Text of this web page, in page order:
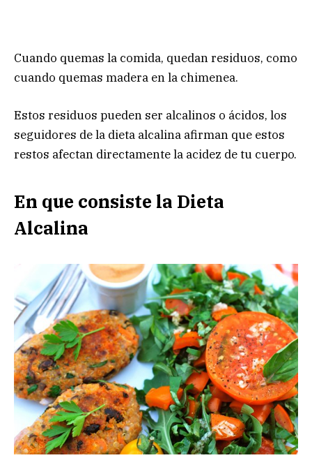
Cuando quemas la comida, quedan residuos, como
cuando quemas madera en la chimenea.
Estos residuos pueden ser alcalinos o ácidos, los
seguidores de la dieta alcalina afirman que estos
restos afectan directamente la acidez de tu cuerpo.
En que consiste la Dieta
Alcalina